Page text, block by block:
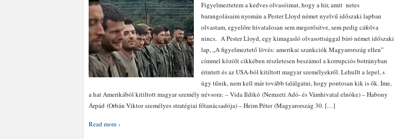
Figyelmeztetem a kedves olvasóimat, hogy a hír, amit netes
barangolásaim nyomán a Pester Lloyd német nyelvű időszaki lapban
olvastam, egyelőre hivatalosan sem megerősítve, sem pedig cáfolva
nincs. A Pester Lloyd, egy kimagasló olvasottsággal bíró német időszaki
lap, „A figyelmeztető lövés: amerikai szankciók Magyarország ellen”
címmel közölt cikkében részletesen beszámol a korrupciós botrányban
érintett és az USA-ból kitiltott magyar személyekről. Lehullt a lepel, s
úgy tűnik, nem kell már tovább találgatni, hogy pontosan kik is ők. Íme,
a hat Amerikából kitiltott magyar személy névsora: – Vida Ildikó (Nemzeti Adó- és Vámhivatal elnöke) – Habony
Árpád (Orbán Viktor személyes stratégiai főtanácsadója) – Heim Péter (Magyarország 30. […]
Read more ›